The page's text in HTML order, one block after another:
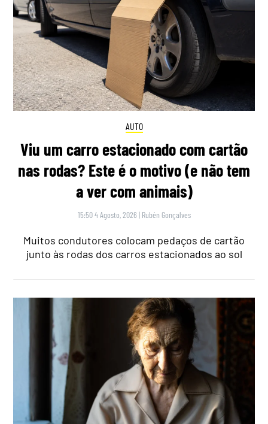
AUTO
Viu um carro estacionado com cartão
nas rodas? Este é o motivo (e não tem
a ver com animais)
15:50 4 Agosto, 2026 | Rubén Gonçalves
Muitos condutores colocam pedaços de cartão
junto às rodas dos carros estacionados ao sol